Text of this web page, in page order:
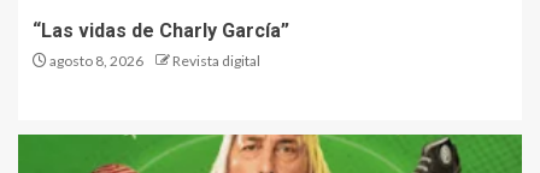
“Las vidas de Charly García”
agosto 8, 2026 Revista digital